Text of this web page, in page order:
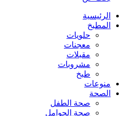
الرئيسية
المطبخ
حلويات
معجنات
مقبلات
مشروبات
طبخ
منوعات
الصحة
صحة الطفل
صحة الحوامل